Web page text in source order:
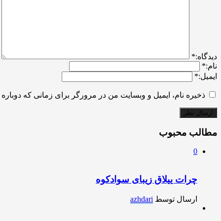
ديدگاه:*
نام:*
ایمیل:*
ذخیره نام، ایمیل و وبسایت من در مرورگر برای زمانی که
مطالب محبوب
0
چرات ییلاق زیبای سوادکوه
ارسال توسط azhdari